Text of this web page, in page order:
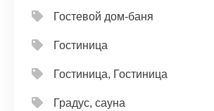
Гостевой дом-баня
Гостиница
Гостиница, Гостиница
Градус, сауна